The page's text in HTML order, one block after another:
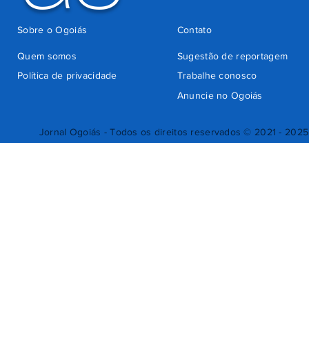
Jornal Ogoiás - Todos os direitos reservados © 2021 - 2025
Quem somos
Sugestão de reportagem
Trabalhe conosco
Política de privacidade
Anuncie no Ogoiás
Contato
Sobre o Ogoiás